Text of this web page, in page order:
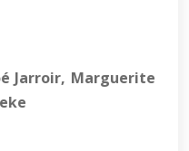
Jarroir, Marguerite